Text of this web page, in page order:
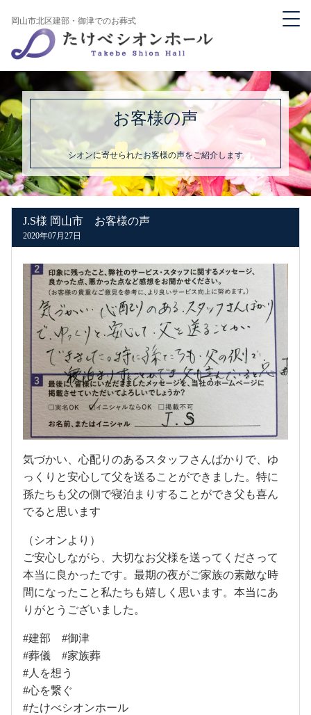
岡山市北区建部・御津でのお葬式
お客様の声
シオンに寄せられたお客様の声をご紹介します
J.S様 岡山市 お客様の声
2020年07月27日
気づかい、心配りのあるスタッフさんばかりで、ゆ
っくりと安心して父を送ることができました。特に
孫たちも父の側で寝泊まりすることができ父も喜ん
でると思います
（シオンより）
ご安心しながら、大切なお父様を送ってくださって
本当に良かったです。最期の夜がご家族の素敵な時
間になったこと私たちも嬉しく思います。本当にあ
りがとうございました。
#建部 #御津
#葬儀 #家族葬
#人を想う
#心を繋ぐ
#たけべシオンホール